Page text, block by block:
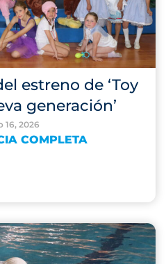
estreno de ‘Toy
generación’
16, 2026
COMPLETA